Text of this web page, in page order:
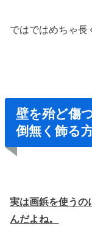
ではではめちゃ長
壁を殆ど傷
倒無く飾る
実は画鋲を使うの
んだよね。